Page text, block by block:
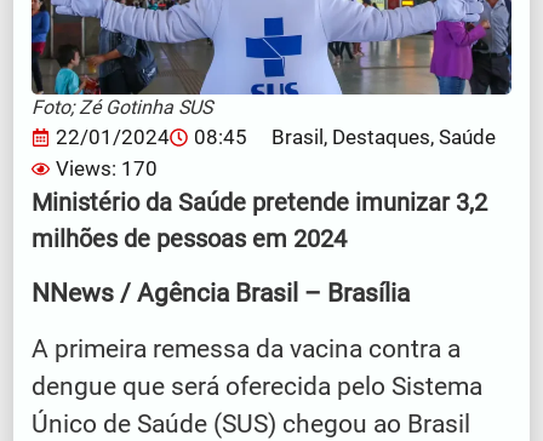
Foto; Zé Gotinha SUS
22/01/2024 08:45 Brasil , Destaques,Saúde
Views: 170
Ministério da Saúde pretende imunizar 3,2
milhões de pessoas em 2024
NNews / Agência Brasil – Brasília
A primeira remessa da vacina contra a
dengue que será oferecida pelo Sistema
Único de Saúde (SUS) chegou ao Brasil